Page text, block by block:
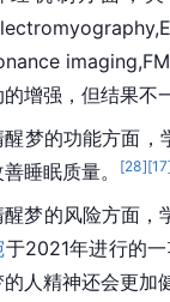
的增强，但结果不
醒梦的功能方面
睡眠质量。
[28][17
醒梦的风险方面，
于2021年进行的
的人精神还会更加